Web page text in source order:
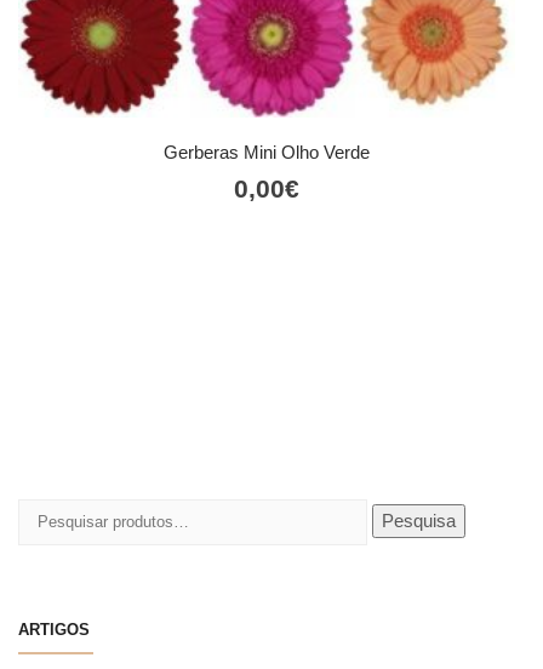
Gerberas Mini Olho Verde
0,00€
Pesquisar
Pesquisa
ARTIGOS